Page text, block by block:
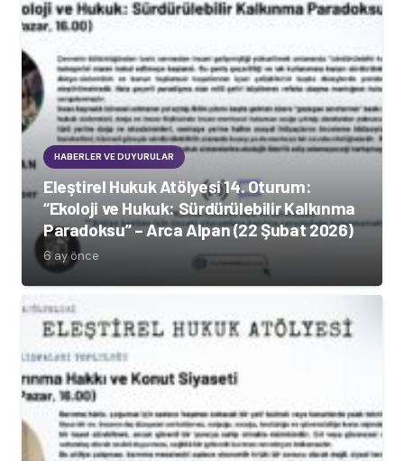
HABERLER VE DUYURULAR
Eleştirel Hukuk Atölyesi 14. Oturum:
“Ekoloji ve Hukuk: Sürdürülebilir Kalkınma
Paradoksu” – Arca Alpan (22 Şubat 2026)
6 ay önce